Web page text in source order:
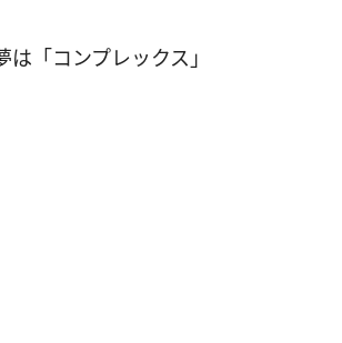
は「コンプレックス」